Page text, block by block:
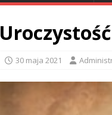
30 maja 2021